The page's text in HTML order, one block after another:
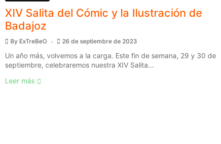
XIV Salita del Cómic y la Ilustración de
Badajoz
By ExTreBeO 26 de septiembre de 2023
Un año más, volvemos a la carga. Este fin de semana, 29 y 30 de
septiembre, celebraremos nuestra XIV Salita...
Leer más